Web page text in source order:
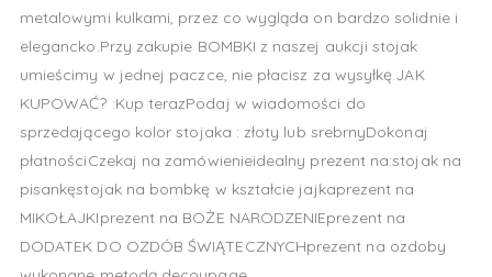
metalowymi kulkami, przez co wygląda on bardzo solidnie i
elegancko.Przy zakupie BOMBKI z naszej aukcji stojak
umieścimy w jednej paczce, nie płacisz za wysyłkę.JAK
KUPOWAĆ? :Kup terazPodaj w wiadomości do
sprzedającego kolor stojaka : złoty lub srebrnyDokonaj
płatnościCzekaj na zamówienieidealny prezent na:stojak na
pisankęstojak na bombkę w kształcie jajkaprezent na
MIKOŁAJKIprezent na BOŻE NARODZENIEprezent na
DODATEK DO OZDÓB ŚWIĄTECZNYCHprezent na ozdoby